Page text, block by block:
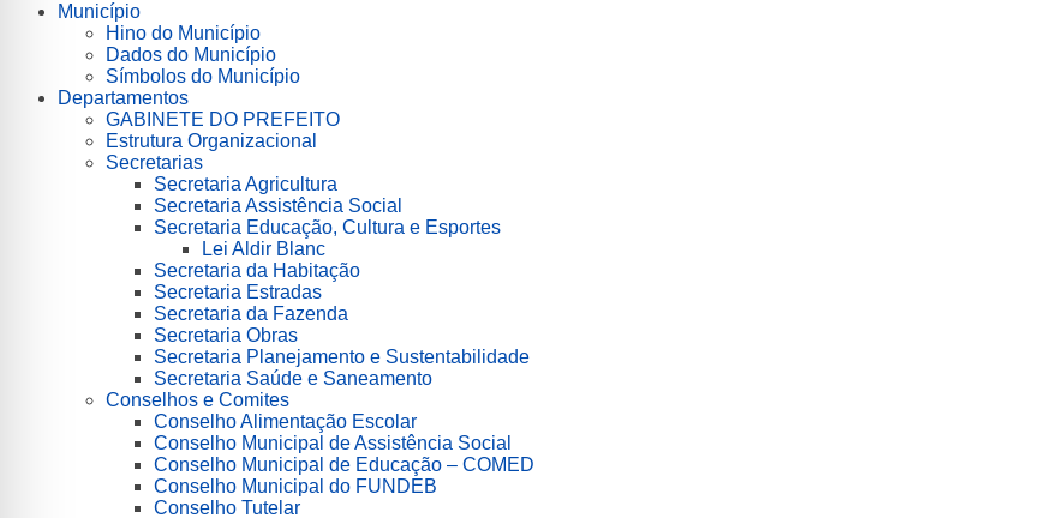
Município
Hino do Município
Dados do Município
Símbolos do Município
Departamentos
GABINETE DO PREFEITO
Estrutura Organizacional
Secretarias
Secretaria Agricultura
Secretaria Assistência Social
Secretaria Educação, Cultura e Esportes
Lei Aldir Blanc
Secretaria da Habitação
Secretaria Estradas
Secretaria da Fazenda
Secretaria Obras
Secretaria Planejamento e Sustentabilidade
Secretaria Saúde e Saneamento
Conselhos e Comites
Conselho Alimentação Escolar
Conselho Municipal de Assistência Social
Conselho Municipal de Educação – COMED
Conselho Municipal do FUNDEB
Conselho Tutelar